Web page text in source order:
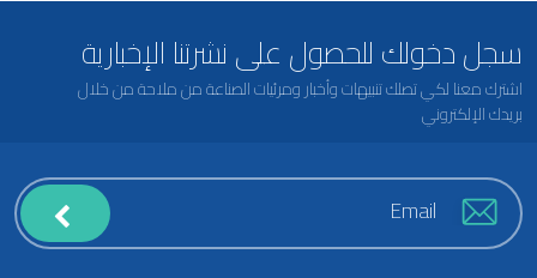
سجل دخولك للحصول على نشرتنا الإخبارية
اشترك معنا لكي تصلك تنبيهات وأخبار ومرئيات الصناعة من ملاحة من خلال
بريدك الإلكتروني